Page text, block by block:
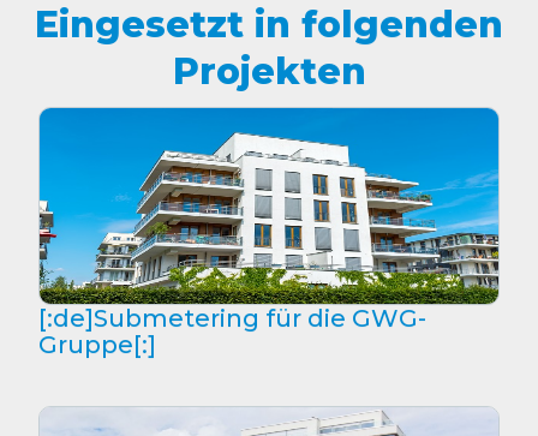
Eingesetzt in folgenden
Projekten
[:de]Submetering für die GWG-
Gruppe[:]